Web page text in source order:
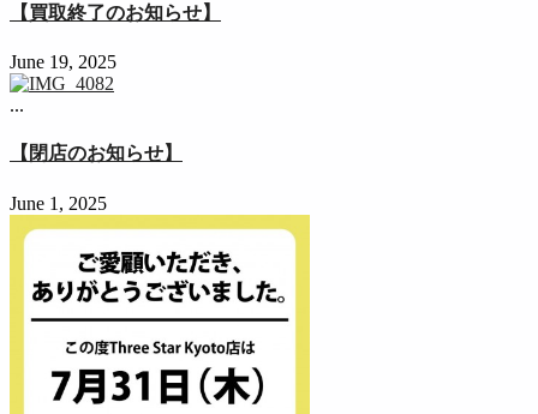
【買取終了のお知らせ】
June 19, 2025
...
【閉店のお知らせ】
June 1, 2025